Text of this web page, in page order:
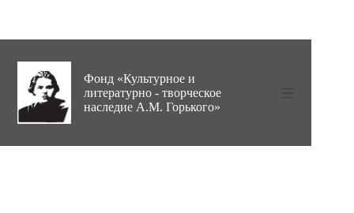
Фонд «Культурное и
литературно - творческое
наследие А.М. Горького»